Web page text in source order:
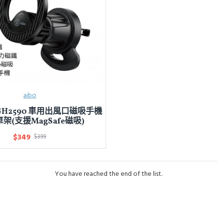
aibo
車用出風口磁吸手機
架(支援MagSafe磁吸)
$349 $399
You have reached the end of the list.